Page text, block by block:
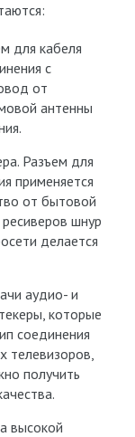
для кабеля
с
от
антенны
Разъем для
применяется
от бытовой
шнур
делается
аудио- и
которые
соединения
телевизоров,
получить
высокой